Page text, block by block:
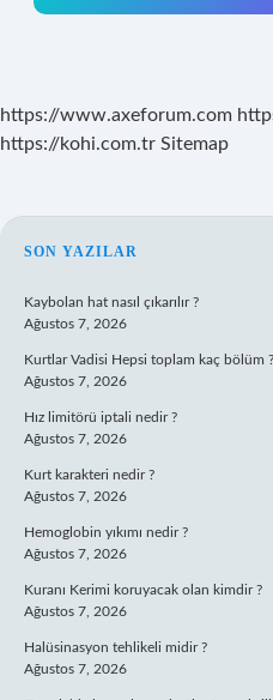
https://www.axeforum.com
https://kohi.com.tr Sitemap
SIDEBAR
SON YAZILAR
Kaybolan hat nasıl çıkarılır ?
Ağustos 7, 2026
Kurtlar Vadisi Hepsi toplam kaç bölüm ?
Ağustos 7, 2026
Hız limitörü iptali nedir ?
Ağustos 7, 2026
Kurt karakteri nedir ?
Ağustos 7, 2026
Hemoglobin yıkımı nedir ?
Ağustos 7, 2026
Kuranı Kerimi koruyacak olan kimdir ?
Ağustos 7, 2026
Halüsinasyon tehlikeli midir ?
Ağustos 7, 2026